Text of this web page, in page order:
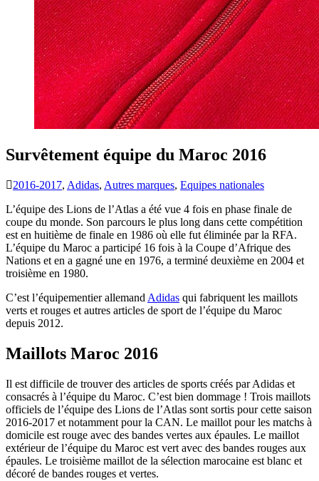
Survêtement équipe du Maroc 2016
2016-2017, Adidas, Autres marques, Equipes nationales
L’équipe des Lions de l’Atlas a été vue 4 fois en phase finale de
coupe du monde. Son parcours le plus long dans cette compétition
est en huitième de finale en 1986 où elle fut éliminée par la RFA.
L’équipe du Maroc a participé 16 fois à la Coupe d’Afrique des
Nations et en a gagné une en 1976, a terminé deuxième en 2004 et
troisième en 1980.
C’est l’équipementier allemand Adidas qui fabriquent les maillots
verts et rouges et autres articles de sport de l’équipe du Maroc
depuis 2012.
Maillots Maroc 2016
Il est difficile de trouver des articles de sports créés par Adidas et
consacrés à l’équipe du Maroc. C’est bien dommage ! Trois maillots
officiels de l’équipe des Lions de l’Atlas sont sortis pour cette saison
2016-2017 et notamment pour la CAN. Le maillot pour les matchs à
domicile est rouge avec des bandes vertes aux épaules. Le maillot
extérieur de l’équipe du Maroc est vert avec des bandes rouges aux
épaules. Le troisième maillot de la sélection marocaine est blanc et
décoré de bandes rouges et vertes.